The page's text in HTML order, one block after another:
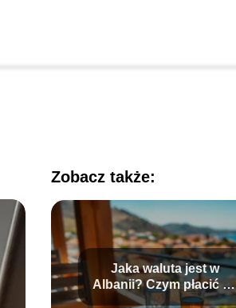
Zobacz także:
Jaka waluta jest w
Albanii? Czym płacić na
wakacjach?